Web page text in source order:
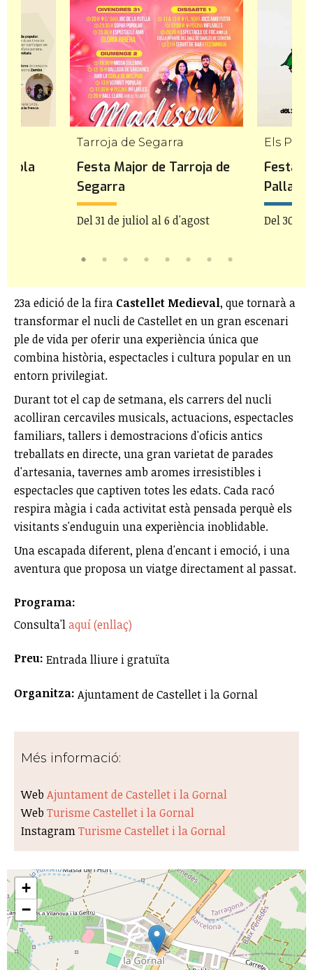
Tarroja de Segarra
Festa Major de Tarroja de
Segarra
Del 31 de juliol al 6 d'agost
Els
Festa
Del 30
23a edició de la fira Castellet Medieval, que tornarà a
transformar el nucli de Castellet en un gran escenari
ple de vida per oferir una experiència única que
combina història, espectacles i cultura popular en un
entorn privilegiat.
Durant tot el cap de setmana, els carrers del nucli
acolliran cercaviles musicals, actuacions, espectacles
familiars, tallers i demostracions d'oficis antics
treballats en directe, una gran varietat de parades
d'artesania, tavernes amb aromes irresistibles i
espectacles que captiven totes les edats. Cada racó
respira màgia i cada activitat està pensada perquè els
visitants s'enduguin una experiència inoblidable.
Una escapada diferent, plena d'encant i emoció, i una
aventura que proposa un viatge directament al passat.
Programa:
Consulta'laquí (enllaç)
Preu: Entrada lliure i gratuïta
Organitza: Ajuntament de Castellet i la Gornal
Més informació:
Web Ajuntament de Castellet i la Gornal
Web Turisme Castellet i la Gornal
InstagramTurisme Castellet i la Gornal
+
−